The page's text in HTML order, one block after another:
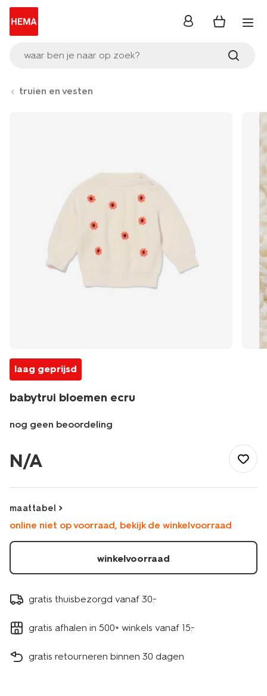
waar ben je naar op zoek?
inloggen
truien en vesten
laag geprijsd
babytrui bloemen ecru
nog geen beoordeling
truien-
vesten/babytrui-
ecru-
33073570ECRU.html
N/A
maattabel
online niet op voorraad, bekijk de winkelvoorraad
winkelvoorraad
gratis thuisbezorgd vanaf 30.-
gratis afhalen in 500+ winkels vanaf 15.-
gratis retourneren binnen 30 dagen